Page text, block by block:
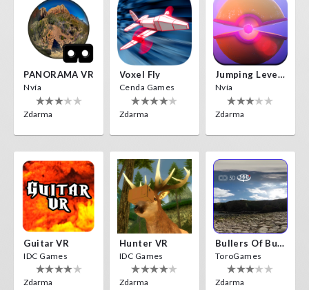
PANORAMA VR
Nvía
Zdarma
Voxel Fly
Cenda Games
Zdarma
Jumping Levels
Nvía
Zdarma
Guitar VR
IDC Games
Zdarma
Hunter VR
IDC Games
Zdarma
Bullers Of Buchan Aberdeen
ToroGames
Zdarma